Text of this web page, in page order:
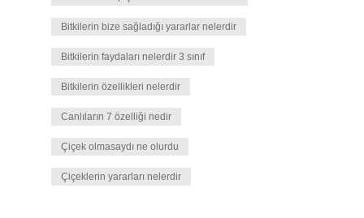
Bitkilerin bize sağladığı yararlar nelerdir
Bitkilerin faydaları nelerdir 3 sınıf
Bitkilerin özellikleri nelerdir
Canlıların 7 özelliği nedir
Çiçek olmasaydı ne olurdu
Çiçeklerin yararları nelerdir